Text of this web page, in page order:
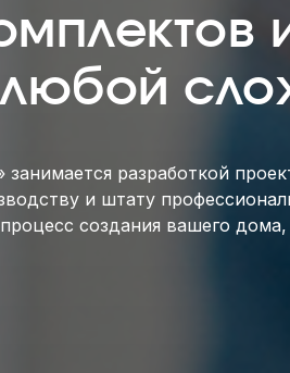
занимается разработкой
и штату
создания вашего дома,